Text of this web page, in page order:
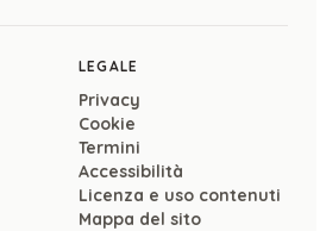
LEGALE
Privacy
Cookie
Termini
Accessibilità
Licenza e uso contenuti
Mappa del sito